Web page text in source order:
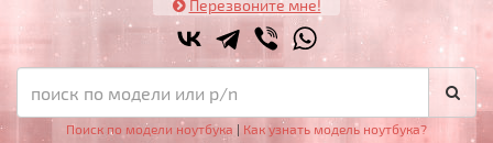
Перезвоните мне!
Поиск по модели ноутбука | Как узнать модель ноутбука?